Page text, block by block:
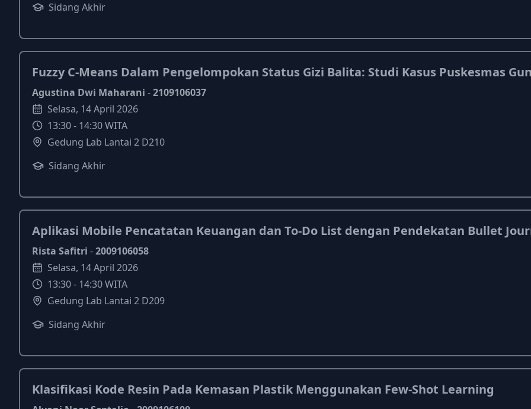
Sidang Akhir
Fuzzy C-Means Dalam Pengelompokan Status Gizi Balita: Studi Kasus Puskesmas
Agustina Dwi Maharani -2109106037
Selasa, 14April 2026
13:30- 14:30WITA
Gedung Lab Lantai 2 D210
Sidang Akhir
Aplikasi Mobile Pencatatan Keuangan dan To-Do List dengan Pendekatan Bullet
Rista Safitri -2009106058
Selasa, 14April 2026
13:30- 14:30WITA
Gedung Lab Lantai 2 D209
Sidang Akhir
Klasifikasi Kode Resin Pada Kemasan Plastik Menggunakan Few-Shot Learning